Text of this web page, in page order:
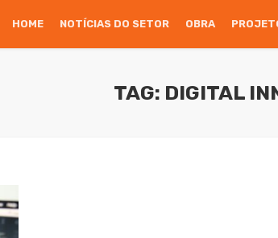
HOME NOTÍCIAS DO SETOR OBRA
TAG: DIGITAL